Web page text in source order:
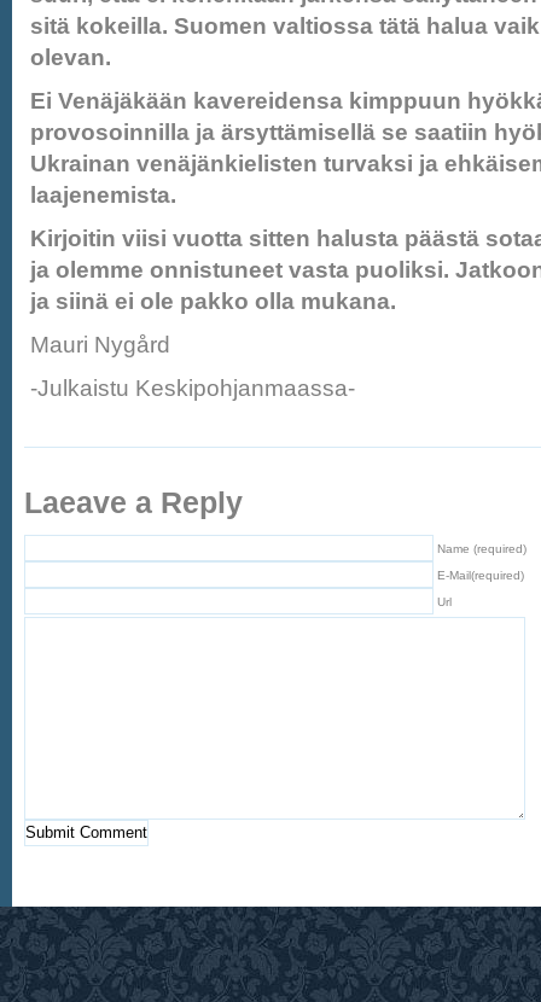
sitä kokeilla. Suomen valtiossa tätä halua
olevan.
Ei Venäjäkään kavereidensa kimppuun
provosoinnilla ja ärsyttämisellä se saatiin
Ukrainan venäjänkielisten turvaksi ja
laajenemista.
Kirjoitin viisi vuotta sitten halusta päästä
ja olemme onnistuneet vasta puoliksi.
ja siinä ei ole pakko olla mukana.
Mauri Nygård
-Julkaistu Keskipohjanmaassa-
Laeave a Reply
Name (required)
E-Mail(required)
Url